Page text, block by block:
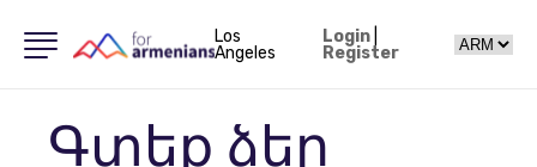
Los
Angeles
Login|
Register
Գտեք ձեր